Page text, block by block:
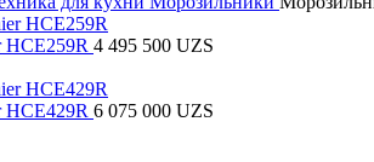
4 495 500 UZS
6 075 000 UZS